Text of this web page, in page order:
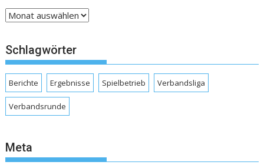
Archive
Schlagwörter
Berichte Ergebnisse Spielbetrieb Verbandsliga
Verbandsrunde
Meta